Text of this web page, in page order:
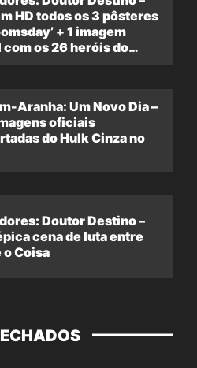
HD todos os 3 pôsteres
+ 1 imagem
os 26 heróis do
Aranha: Um Novo Dia –
oficiais
do Hulk Cinza no
Doutor Destino –
cena de luta entre
o Coisa